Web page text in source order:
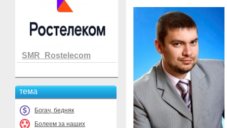
SMR_Rostelecom
тема
Богач, бедняк
Болеем за наших